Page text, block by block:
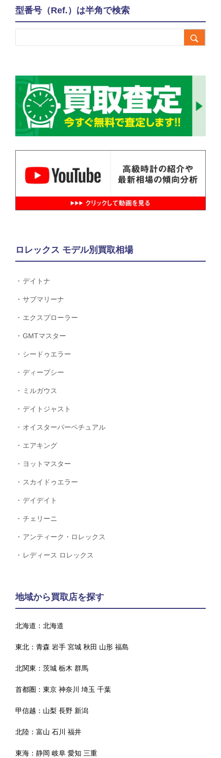
型番号（Ref.）は半角で検索

ロレックス モデル別買取相場
デイトナ
サブマリーナ
エクスプローラー
GMTマスター
シードゥエラー
ディープシー
ミルガウス
デイトジャスト
オイスターパーペチュアル
エアキング
ヨットマスター
スカイドゥエラー
デイデイト
チェリーニ
アンティーク・ロレックス
レディース ロレックス
地域から買取店を探す
北海道：北海道
東北：青森 岩手 宮城 秋田 山形 福島
北関東：茨城 栃木 群馬
首都圏：東京 神奈川 埼玉 千葉
甲信越： 山梨 長野 新潟
北陸：富山 石川 福井
東海：静岡 岐阜 愛知 三重